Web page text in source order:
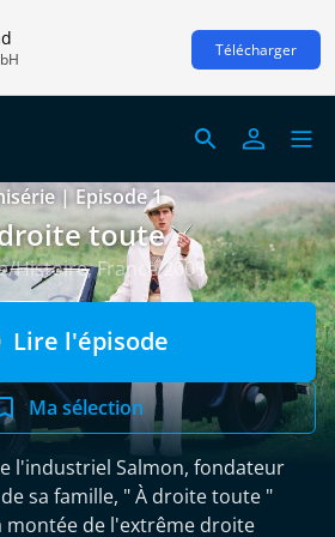
Télécharger
| Episode 1
toute
Histoire, France 2009
Lire l'épisode
Ma sélection
l'industriel Salmon, fondateur
sa famille, " À droite toute "
montée de l'extrême droite